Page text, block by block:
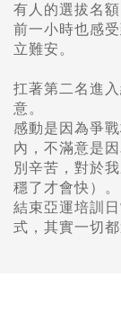
有人的選拔名
前一小時也感
立難安。
扛著第二名進
意。
感動是因為爭
內，不滿意是
別辛苦，對於
穩了才會快）。
結束亞運培訓
式，其實一切都